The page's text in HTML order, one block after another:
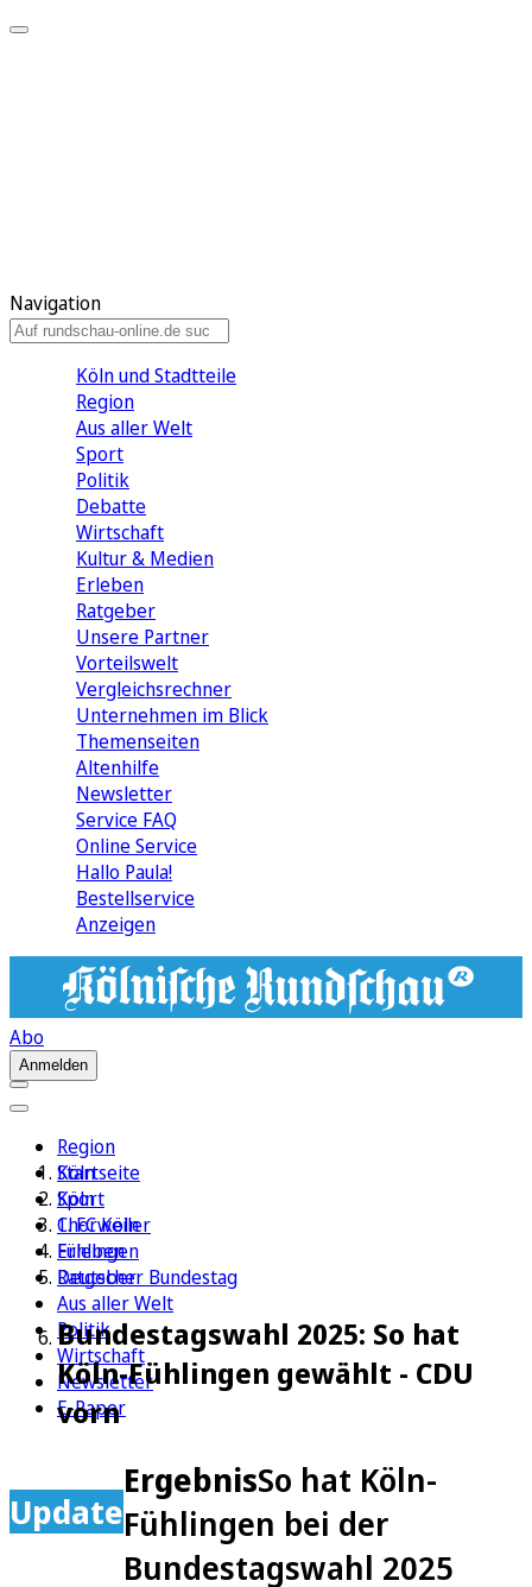
Navigation
Köln und Stadtteile
Region
Aus aller Welt
Sport
Politik
Debatte
Wirtschaft
Kultur & Medien
Erleben
Ratgeber
Unsere Partner
Vorteilswelt
Vergleichsrechner
Unternehmen im Blick
Themenseiten
Altenhilfe
Newsletter
Service FAQ
Online Service
Hallo Paula!
Bestellservice
Anzeigen
Abo
Anmelden
Region
Köln
Sport
1. FC Köln
Erleben
Ratgeber
Aus aller Welt
Politik
Wirtschaft
Newsletter
E-Paper
Startseite
Köln
Chorweiler
Fühlingen
Deutscher Bundestag
Bundestagswahl 2025: So hat
Köln-Fühlingen gewählt - CDU
vorn
Update
ErgebnisSo hat Köln-
Fühlingen bei der
Bundestagswahl 2025